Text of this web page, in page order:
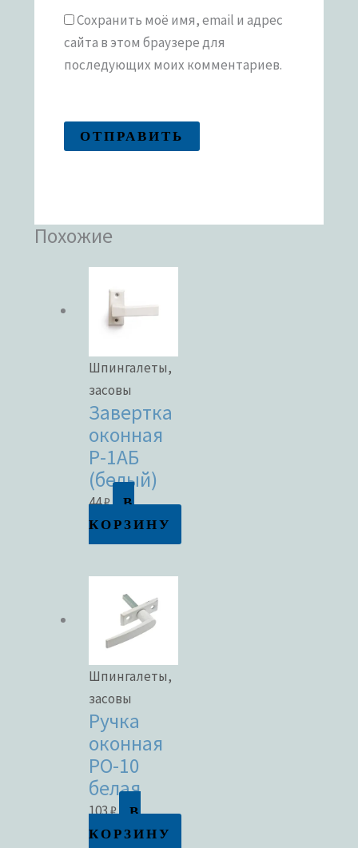
Сохранить моё имя, email и адрес
сайта в этом браузере для
последующих моих комментариев.
Похожие
Шпингалеты,
засовы
Завертка
оконная
Р-1АБ
(белый)
44₽
В
КОРЗИНУ
Шпингалеты,
засовы
Ручка
оконная
РО-10
белая
103₽
В
КОРЗИНУ